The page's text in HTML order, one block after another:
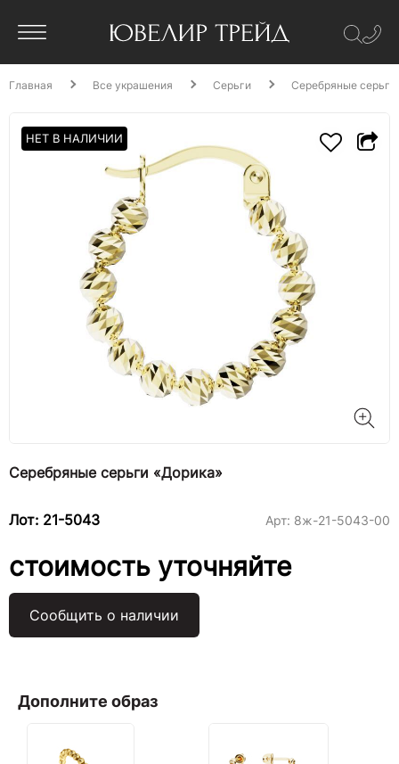
Главная Все украшения Серьги Серебряные серьги
НЕТ В НАЛИЧИИ
Серебряные серьги «Дорика»
Лот: 21-5043 Арт: 8ж-21-5043-00
стоимость уточняйте
Сообщить о наличии
Дополните образ